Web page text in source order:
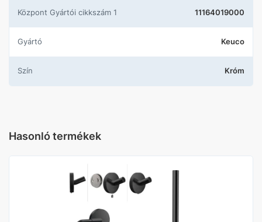
központ Gyártói cikkszám 1 11164019000
Gyártó Keuco
Szín Króm
Hasonló termékek